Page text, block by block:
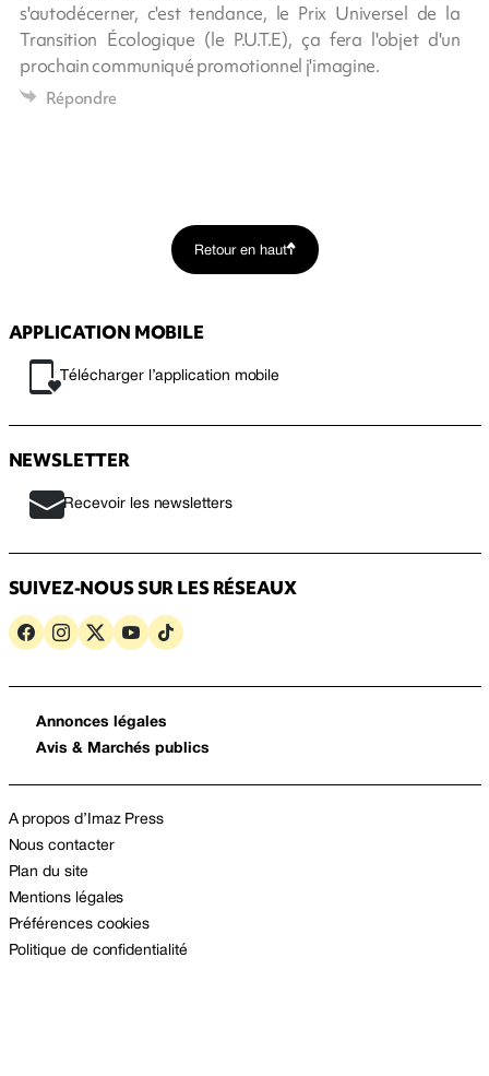
s'autodécerner, c'est tendance, le Prix Universel de la
Transition Écologique (le P.U.T.E), ça fera l'objet d'un
prochain communiqué promotionnel j'imagine.
Répondre
Retour en haut
APPLICATION MOBILE
Télécharger l’application mobile
NEWSLETTER
Recevoir les newsletters
SUIVEZ-NOUS SUR LES RÉSEAUX
Annonces légales
Avis & Marchés publics
A propos d’Imaz Press
Nous contacter
Plan du site
Mentions légales
Préférences cookies
Politique de confidentialité